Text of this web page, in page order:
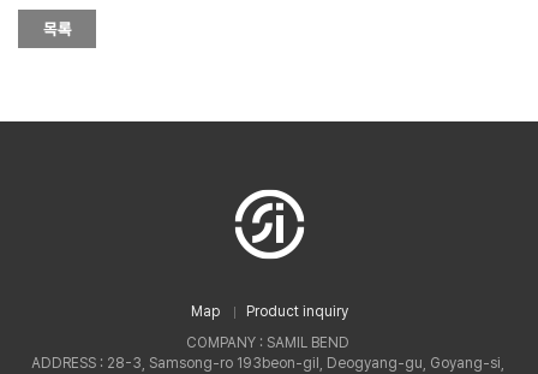
Map
Product inquiry
COMPANY : SAMIL BEND
ADDRESS : 28-3, Samsong-ro 193beon-gil, Deogyang-gu, Goyang-si,